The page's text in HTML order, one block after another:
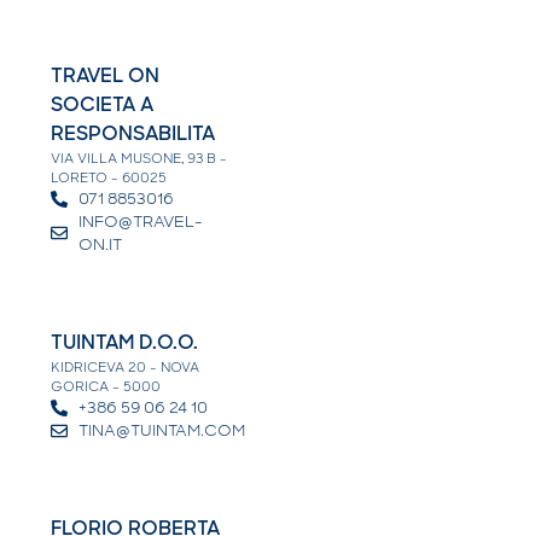
TRAVEL ON
SOCIETA A
RESPONSABILITA
VIA VILLA MUSONE, 93 B -
LORETO - 60025
071 8853016
INFO@TRAVEL-
ON.IT
TUINTAM D.O.O.
KIDRICEVA 20 - NOVA
GORICA - 5000
+386 59 06 24 10
TINA@TUINTAM.COM
FLORIO ROBERTA